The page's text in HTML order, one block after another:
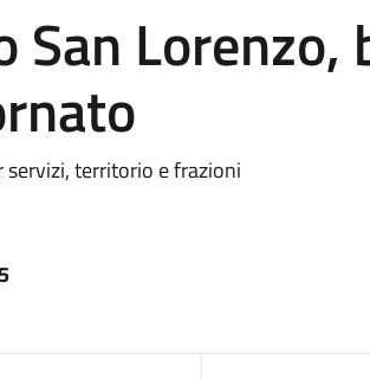
San Lorenzo,
servizi, territorio e frazioni